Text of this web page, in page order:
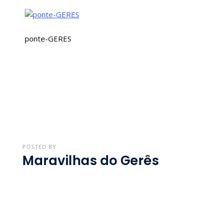
ponte-GERES
POSTED BY
Maravilhas do Gerês